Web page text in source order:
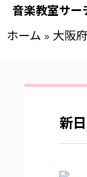
音楽教室サー
ホーム » 大阪府
新